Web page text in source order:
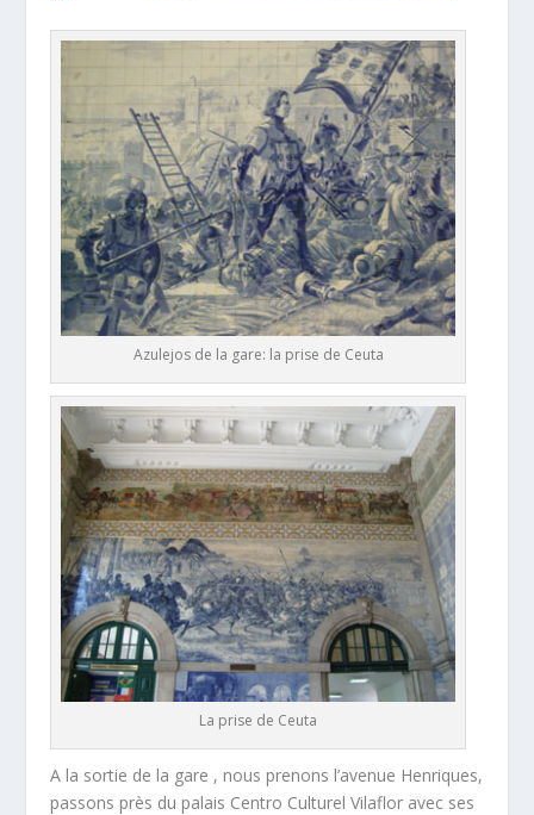
Azulejos de la gare: la prise de Ceuta
La prise de Ceuta
A la sortie de la gare , nous prenons l’avenue Henriques,
passons près du palais Centro Culturel Vilaflor avec ses